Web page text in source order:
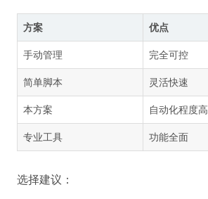
方案 优点
手动管理 完全可控
简单脚本 灵活快速
本方案 自动化程度高
专业工具 功能全面
选择建议：